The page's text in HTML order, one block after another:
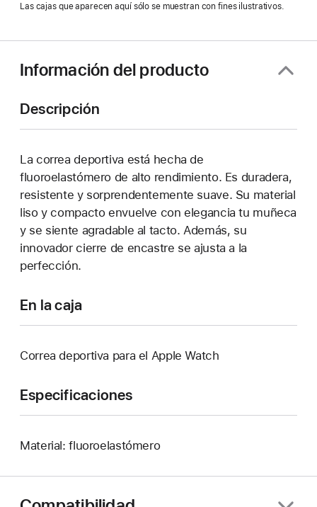
en
nueva
Las cajas que aparecen aquí sólo se muestran con fines ilustrativos.
Información del producto
Descripción
La correa deportiva está hecha de
fluoroelastómero de alto rendimiento. Es duradera,
resistente y sorprendentemente suave. Su material
liso y compacto envuelve con elegancia tu muñeca
y se siente agradable al tacto. Además, su
innovador cierre de encastre se ajusta a la
perfección.
En la caja
Correa deportiva para el Apple Watch
Especificaciones
Material: fluoroelastómero